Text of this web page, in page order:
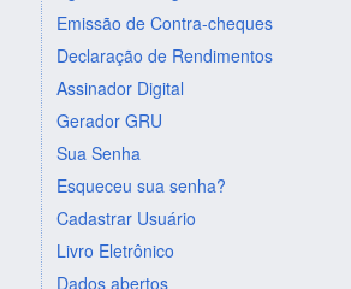
Emissão de Contra-cheques
Declaração de Rendimentos
Assinador Digital
Gerador GRU
Sua Senha
Esqueceu sua senha?
Cadastrar Usuário
Livro Eletrônico
Dados abertos